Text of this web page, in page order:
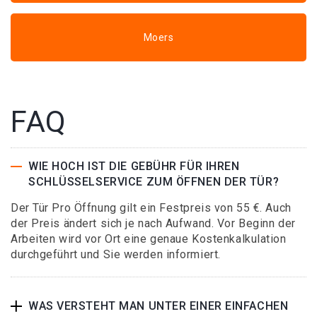
Moers
FAQ
WIE HOCH IST DIE GEBÜHR FÜR IHREN
SCHLÜSSELSERVICE ZUM ÖFFNEN DER TÜR?
Der Tür Pro Öffnung gilt ein Festpreis von 55 €. Auch
der Preis ändert sich je nach Aufwand. Vor Beginn der
Arbeiten wird vor Ort eine genaue Kostenkalkulation
durchgeführt und Sie werden informiert.
WAS VERSTEHT MAN UNTER EINER EINFACHEN